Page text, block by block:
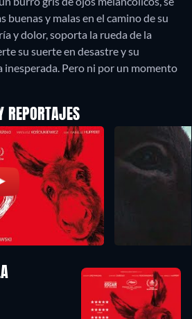
buenas y malas en el camino de su
y dolor, soporta la rueda de la
su suerte en desastre y su
inesperada. Pero ni por un momento
REPORTAJES